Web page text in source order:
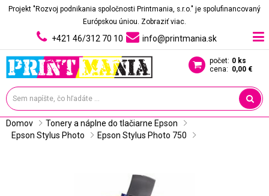
Projekt "Rozvoj podnikania spoločnosti Printmania, s.r.o." je spolufinancovaný
Európskou úniou. Zobraziť viac.
+421 46/312 70 10 info@printmania.sk
počet: 0 ks
cena: 0,00 €
Domov
Tonery a náplne do tlačiarne Epson
Epson Stylus Photo
Epson Stylus Photo 750